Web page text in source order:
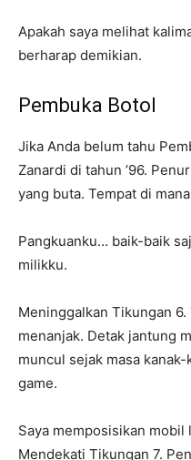
Apakah saya melihat
berharap demikian.
Pembuka Botol
Jika Anda belum tahu
Zanardi di tahun ’96.
yang buta. Tempat di
Pangkuanku… baik-baik
milikku.
Meninggalkan Tikungan
menanjak. Detak jantung
muncul sejak masa
game.
Saya memposisikan
Mendekati Tikungan 7.